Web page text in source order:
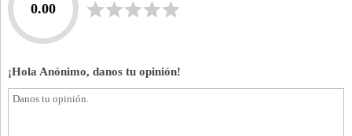
0.00
¡Hola Anónimo, danos tu opinión!